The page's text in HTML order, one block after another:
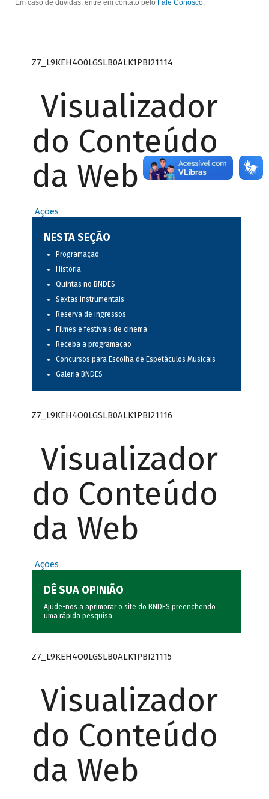
Em caso de dúvidas, entre em contato pelo Fale Conosco.
Z7_L9KEH4O0LGSLB0ALK1PBI21114
Visualizador
do Conteúdo
da Web
Ações
NESTA SEÇÃO
Programação
História
Quintas no BNDES
Sextas instrumentais
Reserva de ingressos
Filmes e festivais de cinema
Receba a programação
Concursos para Escolha de Espetáculos Musicais
Galeria BNDES
Z7_L9KEH4O0LGSLB0ALK1PBI21116
Visualizador
do Conteúdo
da Web
Ações
DÊ SUA OPINIÃO
Ajude-nos a aprimorar o site do BNDES preenchendo
uma rápida pesquisa.
Z7_L9KEH4O0LGSLB0ALK1PBI21115
Visualizador
do Conteúdo
da Web